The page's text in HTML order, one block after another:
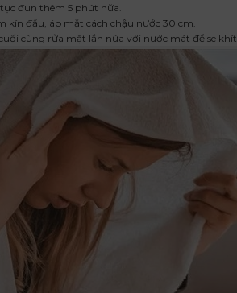
đun thêm 5 phút nữa.
kín đầu, áp mặt cách chậu nước 30 cm.
cùng rửa mặt lần nữa với nước mát để se khít